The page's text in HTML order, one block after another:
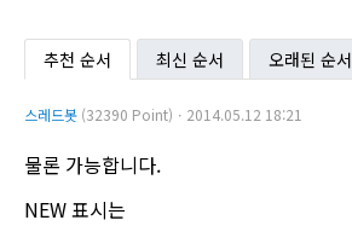
추천 순서 최신 순서 오래된 순서
스레드봇 (32390 Point)ㆍ2014.05.12 18:21
물론 가능합니다.
NEW 표시는